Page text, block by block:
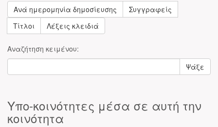
Ανά ημερομηνία δημοσίευσης
Συγγραφείς
Τίτλοι
Λέξεις κλειδιά
Αναζήτηση κειμένου:
Ψάξε
Υπο-κοινότητες μέσα σε αυτή την
κοινότητα